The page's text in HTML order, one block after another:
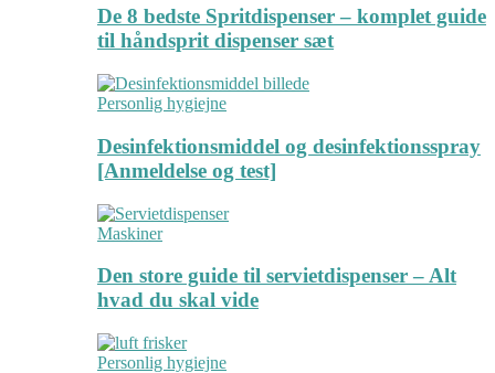
De 8 bedste Spritdispenser – komplet guide
til håndsprit dispenser sæt
Personlig hygiejne
Desinfektionsmiddel og desinfektionsspray
[Anmeldelse og test]
Maskiner
Den store guide til servietdispenser – Alt
hvad du skal vide
Personlig hygiejne